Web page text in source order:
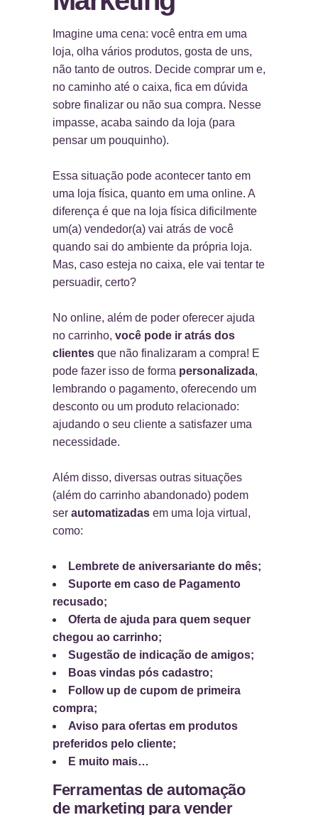
Imagine uma cena: você entra em uma
loja, olha vários produtos, gosta de uns,
não tanto de outros. Decide comprar um e,
no caminho até o caixa, fica em dúvida
sobre finalizar ou não sua compra. Nesse
impasse, acaba saindo da loja (para
pensar um pouquinho).
Essa situação pode acontecer tanto em
uma loja física, quanto em uma online. A
diferença é que na loja física dificilmente
um(a) vendedor(a) vai atrás de você
quando sai do ambiente da própria loja.
Mas, caso esteja no caixa, ele vai tentar te
persuadir, certo?
No online, além de poder oferecer ajuda
no carrinho, você pode ir atrás dos
clientes que não finalizaram a compra! E
pode fazer isso de forma personalizada,
lembrando o pagamento, oferecendo um
desconto ou um produto relacionado:
ajudando o seu cliente a satisfazer uma
necessidade.
Além disso, diversas outras situações
(além do carrinho abandonado) podem
ser automatizadas em uma loja virtual,
como:
Lembrete de aniversariante do mês;
Suporte em caso de Pagamento
recusado;
Oferta de ajuda para quem sequer
chegou ao carrinho;
Sugestão de indicação de amigos;
Boas vindas pós cadastro;
Follow up de cupom de primeira
compra;
Aviso para ofertas em produtos
preferidos pelo cliente;
E muito mais…
Ferramentas de automação
de marketing para vender